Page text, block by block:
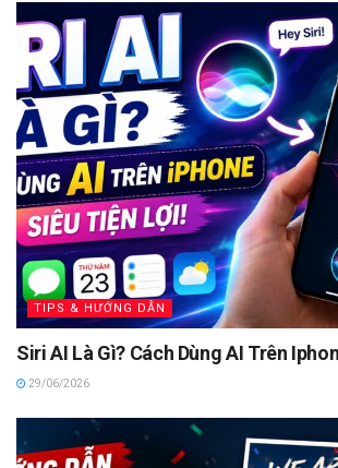
TIPS & HƯỚNG DẪN
Siri AI Là Gì? Cách Dùng AI Trên
29/06/2026